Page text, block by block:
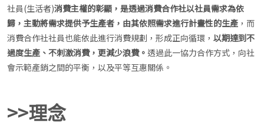
社員(生活者)消費主權的彰顯，是透過消費合作社以社員需求為依
歸，主動將需求提供予生產者，由其依照需求進行計畫性的生產 ，而
消費合作社社員也能依此進行消費規劃，形成正向循環， 以期達到不
過度生產、不刺激消費，更減少浪費。 透過此一協力合作方式，向社
會示範產銷之間的平衡，以及平等互惠關係。
>>理念